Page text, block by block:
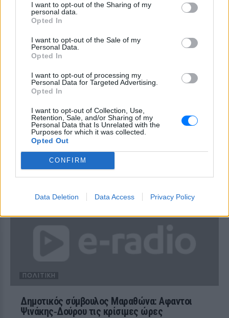
I want to opt-out of the Sharing of my
personal data.
Opted In
I want to opt-out of the Sale of my
Personal Data.
Opted In
I want to opt-out of processing my
Personal Data for Targeted Advertising.
Opted In
I want to opt-out of Collection, Use,
Retention, Sale, and/or Sharing of my
Personal Data that Is Unrelated with the
Purposes for which it was collected.
Opted Out
CONFIRM
Data Deletion Data Access Privacy Policy
ΠΟΛΙΤΙΚΉ
Τσίπρας στο Twitter: H κλιματική αλλαγή θα
μας φέρνει πιο συχνά μπροστά σε ακραία
καιρικά φαινόμενα
«Ας είναι οι δυο μεγάλες τραγωδίες της Αττικής στη
Μάνδρα και στο Μάτι, ο συναγερμός και το έναυσμα για
σημαντικές αλλαγές»
ΠΡΙΝ 418 ΕΒΔΟΜΆΔΕΣ
ΠΟΛΙΤΙΚΉ
Δημοτικός σύμβουλος Μαραθώνα: Αφαντοι
Ψινάκης‑Δούρου τις κρίσιμες ώρες